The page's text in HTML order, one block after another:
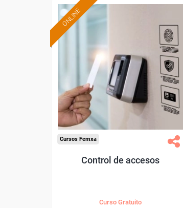
ONLINE
Para desempleados,
trabajadores y autónomos.
Sector
-Otros Servicios.
Cursos Femxa
Control de accesos
Curso Gratuito